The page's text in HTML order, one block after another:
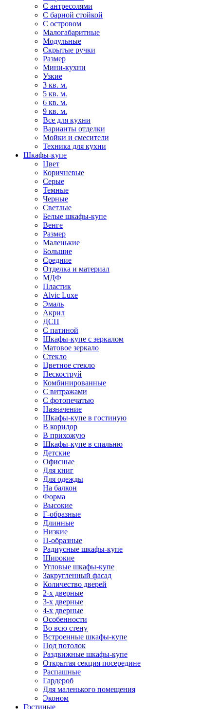
С антресолями
С барной стойкой
С островом
Малогабаритные
Модульные
Скрытые ручки
Размер
Мини-кухни
Узкие
3 кв. м.
5 кв. м.
6 кв. м.
9 кв. м.
Все для кухни
Варианты отделки
Мойки и смесители
Техника для кухни
Шкафы-купе
Цвет
Коричневые
Серые
Темные
Черные
Светлые
Белые шкафы-купе
Венге
Размер
Маленькие
Большие
Средние
Отделка и материал
МДФ
Пластик
Alvic Luxe
Эмаль
Акрил
ДСП
С патиной
Шкафы-купе с зеркалом
Матовое зеркало
Стекло
Цветное стекло
Пескоструй
Комбинированные
С витражами
С фотопечатью
Назначение
Шкафы-купе в гостиную
В коридор
В прихожую
Шкафы-купе в спальню
Детские
Офисные
Для книг
Для одежды
На балкон
Форма
Высокие
Г-образные
Длинные
Низкие
П-образные
Радиусные шкафы-купе
Широкие
Угловые шкафы-купе
Закругленный фасад
Количество дверей
2-х дверные
3-х дверные
4-х дверные
Особенности
Во всю стену
Встроенные шкафы-купе
Под потолок
Раздвижные шкафы-купе
Открытая секция посередине
Распашные
Гардероб
Для маленького помещения
Эконом
Гостиные